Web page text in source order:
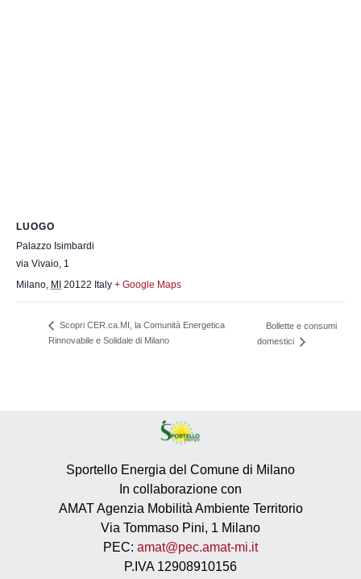
LUOGO
Palazzo Isimbardi
via Vivaio, 1
Milano, MI 20122 Italy + Google Maps
Scopri CER.ca.MI, la Comunità Energetica
Rinnovabile e Solidale di Milano
Bollette e consumi
domestici
Sportello Energia del Comune di Milano
In collaborazione con
AMAT Agenzia Mobilità Ambiente Territorio
Via Tommaso Pini, 1 Milano
PEC: amat@pec.amat-mi.it
P.IVA 12908910156